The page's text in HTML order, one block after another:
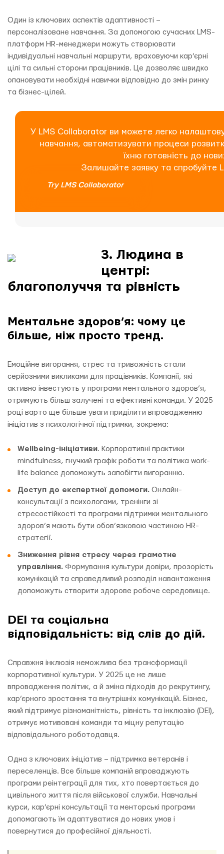
Один із ключових аспектів адаптивності –
персоналізоване навчання. За допомогою сучасних LMS-
платформ HR-менеджери можуть створювати
індивідуальні навчальні маршрути, враховуючи кар’єрні
цілі та сильні сторони працівників. Це дозволяє швидко
опановувати необхідні навички відповідно до змін ринку
та бізнес-цілей.
У LMS Collaborator ви можете легко
навчання, автоматизувати процеси
їхню готовність до
Залишайте заявку та спробуйте
Try LMS Collaborator
3. Людина в
центрі:
благополуччя та рівність
Ментальне здоров’я: чому це
більше, ніж просто тренд.
Емоційне вигорання, стрес та тривожність стали
серйозними викликами для працівників. Компанії, які
активно інвестують у програми ментального здоров’я,
отримують більш залучені та ефективні команди. У 2025
році варто ще більше уваги приділити впровадженню
ініціатив з психологічної підтримки, зокрема:
Wellbeing-ініціативи. Корпоративні практики
mindfulness, гнучкий графік роботи та політика work-
life balance допоможуть запобігти вигоранню.
Доступ до експертної допомоги. Онлайн-
консультації з психологами, тренінги зі
стресостійкості та програми підтримки ментального
здоров’я мають бути обов’язковою частиною HR-
стратегії.
Зниження рівня стресу через грамотне
управління. Формування культури довіри, прозорість
комунікацій та справедливий розподіл навантаження
допоможуть створити здорове робоче середовище.
DEI та соціальна
відповідальність: від слів до дій.
Справжня інклюзія неможлива без трансформації
корпоративної культури. У 2025 це не лише
впровадження політик, а й зміна підходів до рекрутингу,
кар’єрного зростання та внутрішніх комунікацій. Бізнес,
який підтримує різноманітність, рівність та інклюзію (DEI),
отримує мотивовані команди та міцну репутацію
відповідального роботодавця.
Одна з ключових ініціатив – підтримка ветеранів і
переселенців. Все більше компаній впроваджують
програми реінтеграції для тих, хто повертається до
цивільного життя після військової служби. Навчальні
курси, кар’єрні консультації та менторські програми
допомагають їм адаптуватися до нових умов і
повернутися до професійної діяльності.